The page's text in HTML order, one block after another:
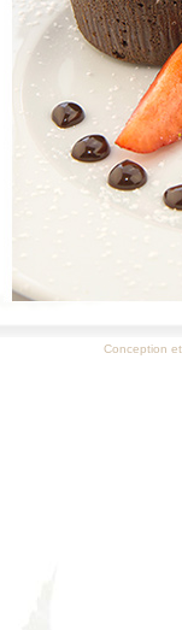
Conception